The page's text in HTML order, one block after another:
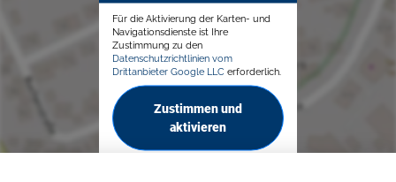
Für die Aktivierung der Karten- und
Navigationsdienste ist Ihre
Zustimmung zu den
Datenschutzrichtlinien vom
Drittanbieter Google LLC erforderlich.
Zustimmen und
aktivieren